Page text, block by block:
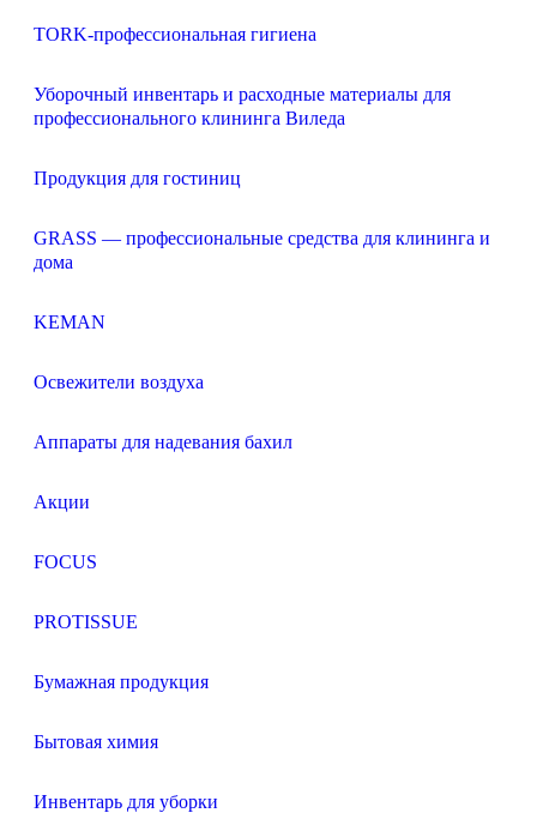
TORK-профессиональная гигиена
Уборочный инвентарь и расходные материалы для
профессионального клининга Виледа
Продукция для гостиниц
GRASS — профессиональные средства для клининга и
дома
KEMAN
Освежители воздуха
Аппараты для надевания бахил
Акции
FOCUS
PROTISSUE
Бумажная продукция
Бытовая химия
Инвентарь для уборки